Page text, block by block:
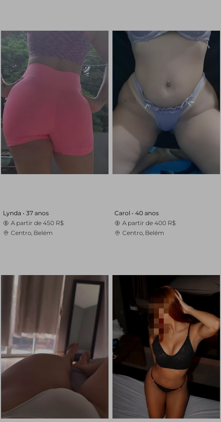
Lynda • 37 anos
A partir de 450 R$
Centro, Belém
Carol • 40 anos
A partir de 400 R$
Centro, Belém